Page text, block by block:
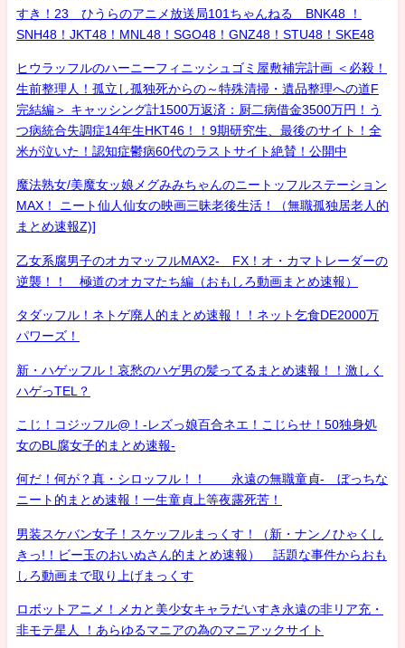
すき！23 ひうらのアニメ放送局101ちゃんねる BNK48 ！
SNH48！JKT48！MNL48！SGO48！GNZ48！STU48！SKE48
ヒウラッフルのハーニーフィニッシュゴミ屋敷補完計画 ＜必殺！
生前整理人！孤立し孤独死からの～特殊清掃・遺品整理への道F
完結編＞ キャッシング計1500万返済：厨二病借金3500万円！う
つ病統合失調症14年生HKT46！！9期研究生、最後のサイト！全
米が泣いた！認知症鬱病60代のラストサイト絶賛！公開中
魔法熟女/美魔女ッ娘メグみみちゃんのニートッフルステーション
MAX！ ニート仙人仙女の映画三昧老後生活！（無職孤独居老人的
まとめ速報Z)]
乙女系腐男子のオカマッフルMAX2- FX！オ・カマトレーダーの
逆襲！！ 極道のオカマたち編（おもしろ動画まとめ速報）
タダッフル！ネトゲ廃人的まとめ速報！！ネット乞食DE2000万
パワーズ！
新・ハゲッフル！哀愁のハゲ男の髪ってるまとめ速報！！激しく
ハゲっTEL？
こじ！コジッフル@！-レズっ娘百合ネエ！こじらせ！50独身処
女のBL腐女子的まとめ速報-
何だ！何が？真・シロッフル！！ 永遠の無職童貞- ぼっちな
ニート的まとめ速報！一生童貞上等夜露死苦！
男装スケバン女子！スケッフルまっくす！（新・ナンノひゃくし
きっ!！ビー玉のおいぬさん的まとめ速報） 話題な事件からおも
しろ動画まで取り上げまっくす
ロボットアニメ！メカと美少女キャラだいすき永遠の非リア充・
非モテ星人 ！あらゆるマニアの為のマニアックサイト